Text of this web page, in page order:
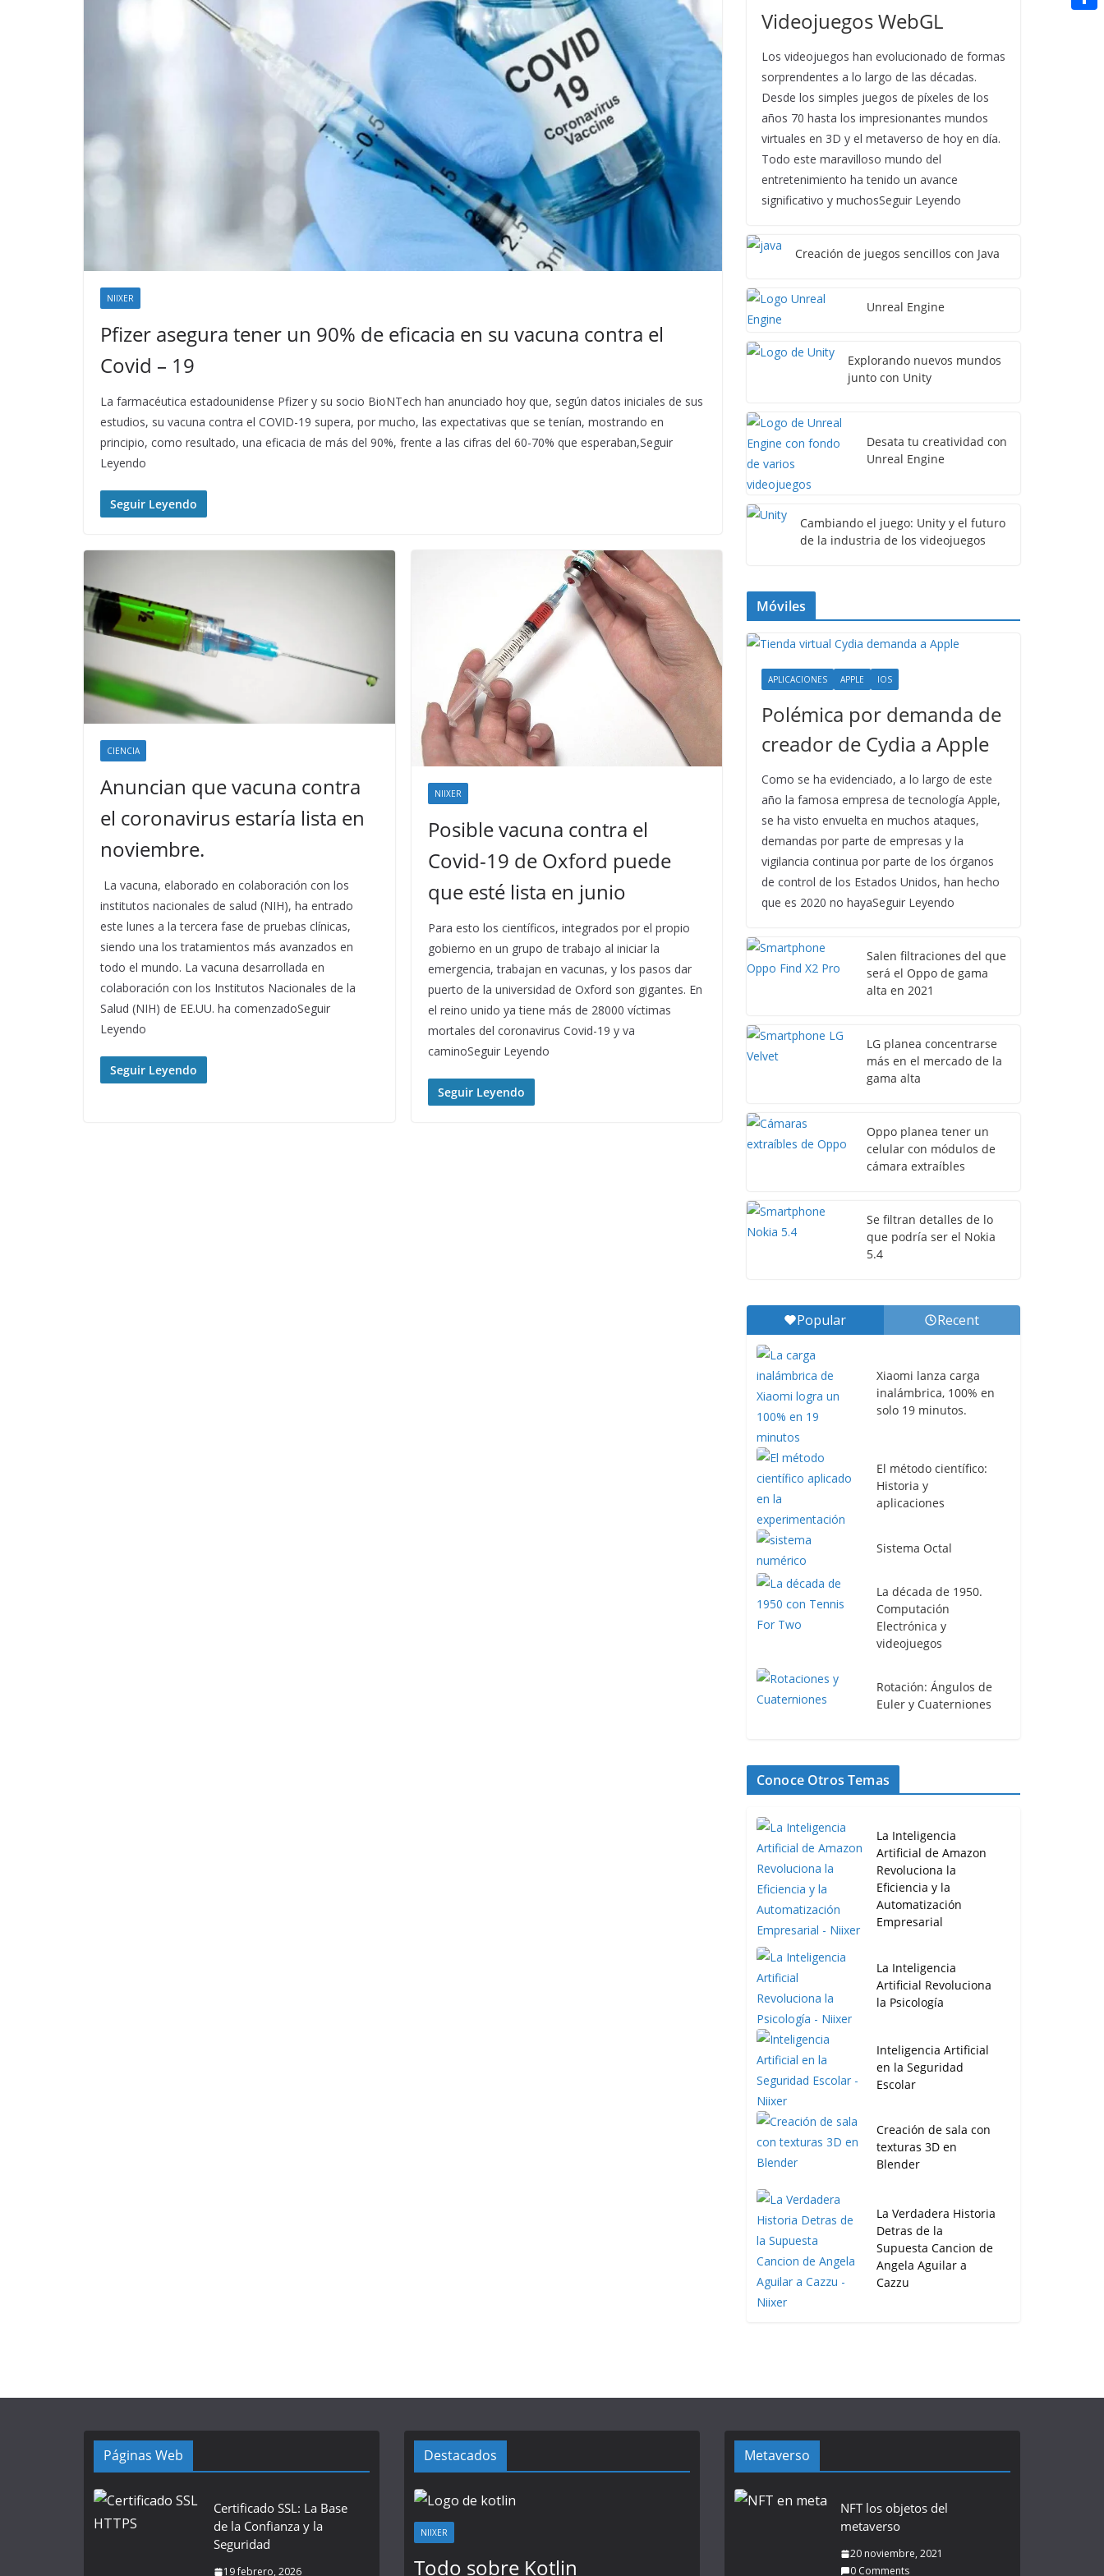
NIIXER
Pfizer asegura tener un 90% de eficacia en su vacuna contra el
Covid – 19
La farmacéutica estadounidense Pfizer y su socio BioNTech han anunciado hoy que, según datos iniciales de sus
estudios, su vacuna contra el COVID-19 supera, por mucho, las expectativas que se tenían, mostrando en
principio, como resultado, una eficacia de más del 90%, frente a las cifras del 60-70% que esperaban,Seguir
Leyendo
Seguir Leyendo
CIENCIA
Anuncian que vacuna contra
el coronavirus estaría lista en
noviembre.
La vacuna, elaborado en colaboración con los
institutos nacionales de salud (NIH), ha entrado
este lunes a la tercera fase de pruebas clínicas,
siendo una los tratamientos más avanzados en
todo el mundo. La vacuna desarrollada en
colaboración con los Institutos Nacionales de la
Salud (NIH) de EE.UU. ha comenzadoSeguir
Leyendo
Seguir Leyendo
NIIXER
Posible vacuna contra el
Covid-19 de Oxford puede
que esté lista en junio
Para esto los científicos, integrados por el propio
gobierno en un grupo de trabajo al iniciar la
emergencia, trabajan en vacunas, y los pasos dar
puerto de la universidad de Oxford son gigantes. En
el reino unido ya tiene más de 28000 víctimas
mortales del coronavirus Covid-19 y va
caminoSeguir Leyendo
Seguir Leyendo
Videojuegos WebGL
Los videojuegos han evolucionado de formas
sorprendentes a lo largo de las décadas.
Desde los simples juegos de píxeles de los
años 70 hasta los impresionantes mundos
virtuales en 3D y el metaverso de hoy en día.
Todo este maravilloso mundo del
entretenimiento ha tenido un avance
significativo y muchosSeguir Leyendo
Creación de juegos sencillos con Java
Unreal Engine
Explorando nuevos mundos
junto con Unity
Desata tu creatividad con
Unreal Engine
Cambiando el juego: Unity y el futuro
de la industria de los videojuegos
Móviles
APLICACIONES APPLE IOS
Polémica por demanda de
creador de Cydia a Apple
Como se ha evidenciado, a lo largo de este
año la famosa empresa de tecnología Apple,
se ha visto envuelta en muchos ataques,
demandas por parte de empresas y la
vigilancia continua por parte de los órganos
de control de los Estados Unidos, han hecho
que es 2020 no hayaSeguir Leyendo
Salen filtraciones del que
será el Oppo de gama
alta en 2021
LG planea concentrarse
más en el mercado de la
gama alta
Oppo planea tener un
celular con módulos de
cámara extraíbles
Se filtran detalles de lo
que podría ser el Nokia
5.4
Popular Recent
Xiaomi lanza carga
inalámbrica, 100% en
solo 19 minutos.
El método científico:
Historia y
aplicaciones
Sistema Octal
La década de 1950.
Computación
Electrónica y
videojuegos
Rotación: Ángulos de
Euler y Cuaterniones
Conoce Otros Temas
La Inteligencia
Artificial de Amazon
Revoluciona la
Eficiencia y la
Automatización
Empresarial
La Inteligencia
Artificial Revoluciona
la Psicología
Inteligencia Artificial
en la Seguridad
Escolar
Creación de sala con
texturas 3D en
Blender
La Verdadera Historia
Detras de la
Supuesta Cancion de
Angela Aguilar a
Cazzu
Páginas Web
Certificado SSL: La Base
de la Confianza y la
Seguridad
19 febrero, 2026
Destacados
NIIXER
Todo sobre Kotlin
Metaverso
NFT los objetos del
metaverso
20 noviembre, 2021
0 Comments
n
a